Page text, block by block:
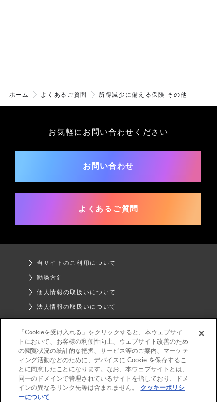
ホーム よくあるご質問 所得減少に備える保険 その他
お気軽にお問い合わせください
お問い合わせ
よくあるご質問
当サイトのご利用について
勧誘方針
個人情報の取扱いについて
法人情報の取扱いについて
SNSガイドライン
「Cookieを受け入れる」をクリックすると、本ウェブサイ
トにおいて、お客様の利便性向上、ウェブサイト改善のため
の閲覧状況の統計的な把握、サービス等のご案内、マーケテ
ィング活動などのために、デバイスに Cookie を保存するこ
とに同意したことになります。なお、本ウェブサイトとは、
同一のドメインで管理されているサイトを指しており、ドメ
インの異なるリンク先等は含まれません。
クッキーポリシ
ーについて